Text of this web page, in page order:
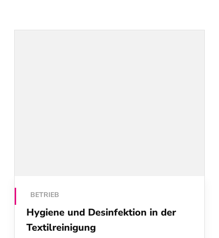
BETRIEB
Hygiene und Desinfektion in der
Textilreinigung